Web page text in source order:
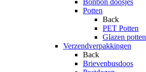
Bonbon doosjes
Potten
Back
PET Potten
Glazen potten
Verzendverpakkingen
Back
Brievenbusdoos